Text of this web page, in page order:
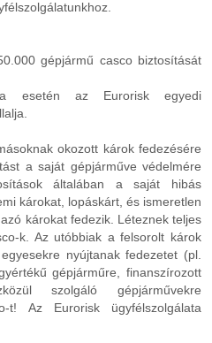
gépjármű casco biztosítását
esetén az Eurorisk egyedi
okozott károk fedezésére
a saját gépjárműve védelmére
általában a saját hibás
károkat, lopáskárt, és ismeretlen
károkat fedezik. Léteznek teljes
k. Az utóbbiak a felsorolt károk
nyújtanak fedezetet (pl.
gépjárműre, finanszírozott
szolgáló gépjárművekre
t! Az Eurorisk ügyfélszolgálata